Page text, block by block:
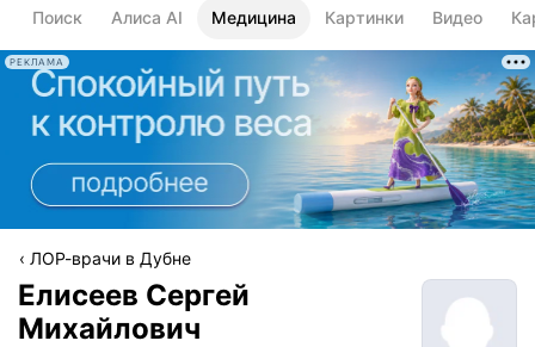
Поиск Алиса AI Медицина Картинки Видео
РЕКЛАМА
ЛОР-врачи в Дубне
Елисеев Сергей
Михайлович